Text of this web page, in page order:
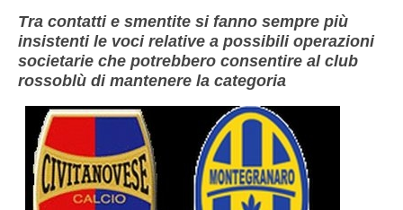
Tra contatti e smentite si fanno sempre più
insistenti le voci relative a possibili operazioni
societarie che potrebbero consentire al club
rossoblù di mantenere la categoria